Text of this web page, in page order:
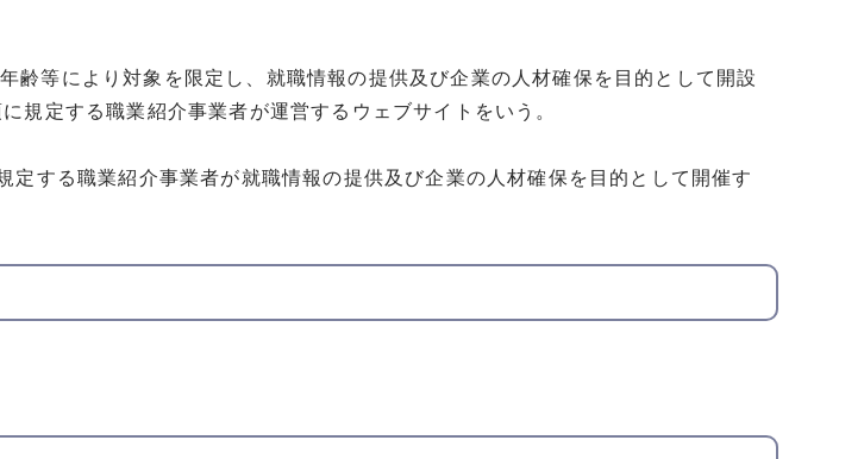
等により対象を限定し、就職情報の提供及び企業の人材確保を目的として開設
規定する職業紹介事業者が運営するウェブサイトをいう。
する職業紹介事業者が就職情報の提供及び企業の人材確保を目的として開催す